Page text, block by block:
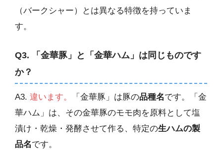
（バークシャー）とは異なる特徴を持っていま
す。
Q3. 「金華豚」と「金華ハム」は同じものです
か？
A3. 違います。 「金華豚」は豚の品種名です。「金
華ハム」は、その金華豚のモモ肉を原料として塩
漬け・乾燥・発酵させて作る、特定の生ハムの製
品名です。